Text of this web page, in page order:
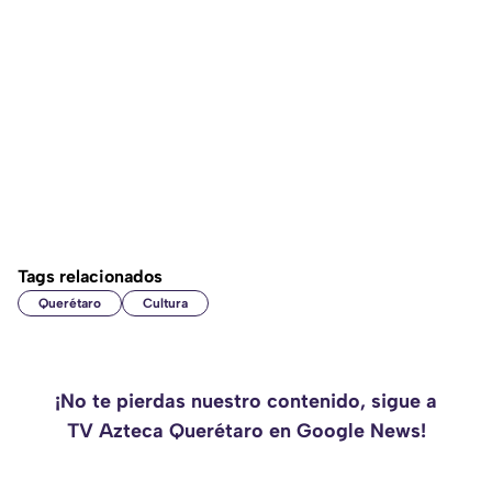
Tags relacionados
Querétaro Cultura
¡No te pierdas nuestro contenido, sigue a
TV Azteca Querétaro en Google News!